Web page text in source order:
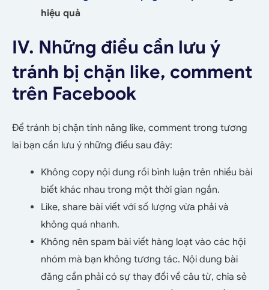
hiệu quả
IV. Những điều cần lưu ý
tránh bị chặn like, comment
trên Facebook
Để tránh bị chặn tính năng like, comment trong tương
lai bạn cần lưu ý những điều sau đây:
Không copy nội dung rồi bình luận trên nhiều bài
biết khác nhau trong một thời gian ngắn.
Like, share bài viết với số lượng vừa phải và
không quá nhanh.
Không nên spam bài viết hàng loạt vào các hội
nhóm mà bạn không tương tác. Nội dung bài
đăng cần phải có sự thay đổi về câu từ, chia sẻ